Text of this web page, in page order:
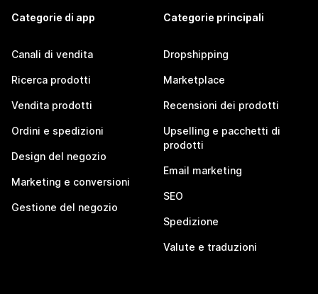
Categorie di app
Canali di vendita
Ricerca prodotti
Vendita prodotti
Ordini e spedizioni
Design del negozio
Marketing e conversioni
Gestione del negozio
Categorie principali
Dropshipping
Marketplace
Recensioni dei prodotti
Upselling e pacchetti di
prodotti
Email marketing
SEO
Spedizione
Valute e traduzioni